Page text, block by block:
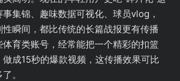
集锦、趣味数据可视化、球员vlog，
瞬间，都比传统的长篇战报更有传播
育类账号，经常能把一个精彩的扣篮
成15秒的爆款视频，这传播效果可比
。